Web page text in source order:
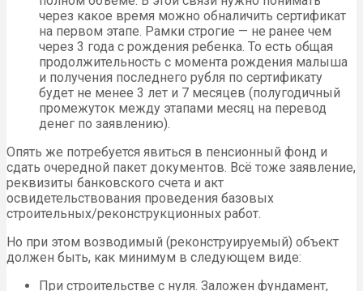
через какое время можно обналичить сертификат
на первом этапе. Рамки строгие — не ранее чем
через 3 года с рождения ребенка. То есть общая
продолжительность с момента рождения малыша
и получения последнего рубля по сертификату
будет не менее 3 лет и 7 месяцев (полугодичный
промежуток между этапами месяц на перевод
денег по заявлению).
Опять же потребуется явиться в пенсионный фонд и
сдать очередной пакет документов. Всё тоже заявление,
реквизиты банковского счета и акт
освидетельствования проведения базовых
строительных/реконструкционных работ.
Но при этом возводимый (реконструируемый) объект
должен быть, как минимум в следующем виде:
При строительстве с нуля. Заложен фундамент,